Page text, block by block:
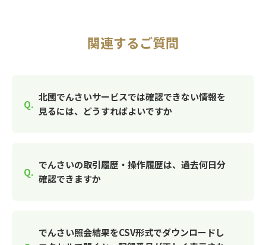
関連するご質問
北國でんさいサービスでは確認できない情報を
見るには、どうすればよいですか
でんさいの取引履歴・操作履歴は、過去何日分
確認できますか
でんさい照会結果をCSV形式でダウンロードし